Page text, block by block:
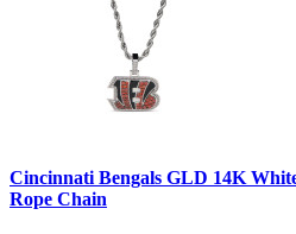
Cincinnati Bengals GLD 14K
Rope Chain